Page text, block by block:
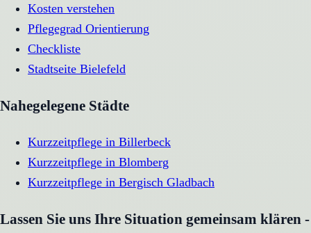
Kosten verstehen
Pflegegrad Orientierung
Checkliste
Stadtseite Bielefeld
Nahegelegene Städte
Kurzzeitpflege in Billerbeck
Kurzzeitpflege in Blomberg
Kurzzeitpflege in Bergisch Gladbach
Lassen Sie uns Ihre Situation gemeinsam klären -